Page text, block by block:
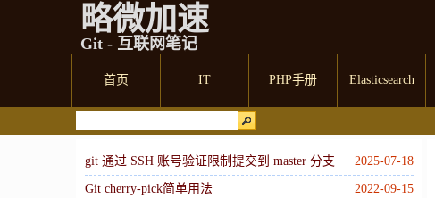
略微加速
Git - 互联网笔记
首页 IT PHP手册 Elasticsearch
2025-07-18
git 通过 SSH 账号验证限制提交到 master 分支
2022-09-15
Git cherry-pick简单用法